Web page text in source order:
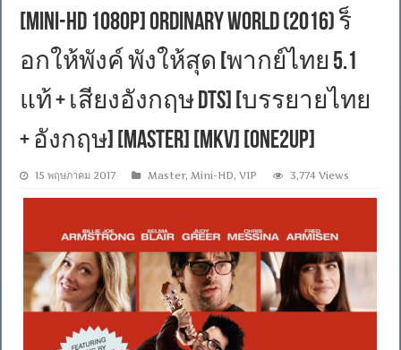
[MINI-HD 1080P] ORDINARY WORLD (2016) ร็
อกให้พังค์ พังให้สุด [พากย์ไทย 5.1
แท้ + เสียงอังกฤษ DTS] [บรรยายไทย
+ อังกฤษ] [MASTER] [MKV] [ONE2UP]
15 พฤษภาคม 2017 Master,Mini-HD,VIP 3,774 Views